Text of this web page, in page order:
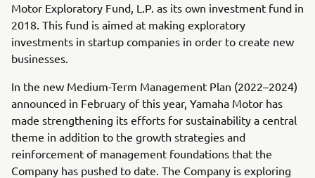
Motor Exploratory Fund, L.P. as its own investment fund in
2018. This fund is aimed at making exploratory
investments in startup companies in order to create new
businesses.
In the new Medium-Term Management Plan (2022–2024)
announced in February of this year, Yamaha Motor has
made strengthening its efforts for sustainability a central
theme in addition to the growth strategies and
reinforcement of management foundations that the
Company has pushed to date. The Company is exploring